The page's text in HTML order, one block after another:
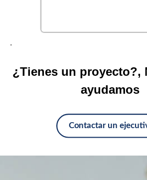
.
¿Tienes un proyecto?,
ayudamos